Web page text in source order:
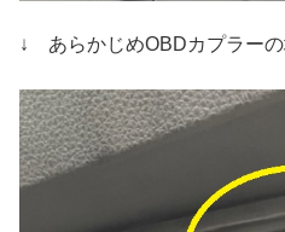
↓ あらかじめOBDカプラーの